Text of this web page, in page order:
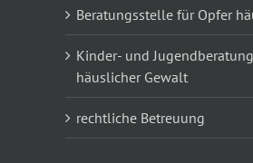
Beratungsstelle für Opfer
Kinder- und
häuslicher Gewalt
rechtliche Betreuung